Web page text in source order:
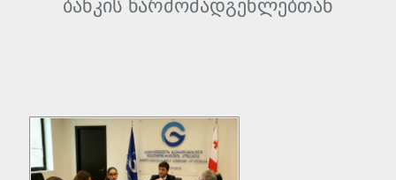
ბანკის წარმომადგენლებთან